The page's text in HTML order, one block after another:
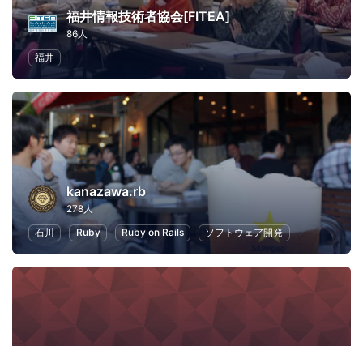
福井情報技術者協会[FITEA]
86人
福井
kanazawa.rb
278人
石川
Ruby Ruby on Rails ソフトウェア開発